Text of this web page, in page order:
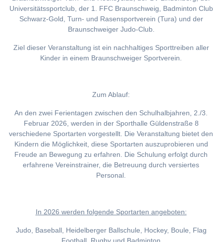
Universitätssportclub, der 1. FFC Braunschweig, Badminton Club
Schwarz-Gold, Turn- und Rasensportverein (Tura) und der
Braunschweiger Judo-Club.
Ziel dieser Veranstaltung ist ein nachhaltiges Sporttreiben aller
Kinder in einem Braunschweiger Sportverein.
Zum Ablauf:
An den zwei Ferientagen zwischen den Schulhalbjahren, 2./3.
Februar 2026, werden in der Sporthalle Güldenstraße 8
verschiedene Sportarten vorgestellt. Die Veranstaltung bietet den
Kindern die Möglichkeit, diese Sportarten auszuprobieren und
Freude an Bewegung zu erfahren. Die Schulung erfolgt durch
erfahrene Vereinstrainer, die Betreuung durch versiertes
Personal.
In 2026 werden folgende Sportarten angeboten:
Judo, Baseball, Heidelberger Ballschule, Hockey, Boule, Flag